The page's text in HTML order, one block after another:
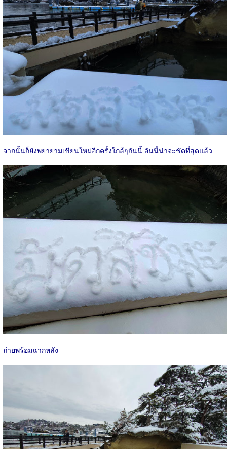
จากนั้นก็ยังพยายามเขียนใหม่อีกครั้งใกล้ๆกันนี้ อันนี้น่าจะชัดที่สุดแล้ว
ถ่ายพร้อมฉากหลัง